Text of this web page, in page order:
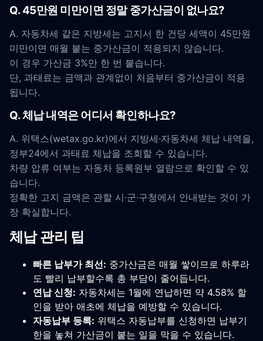
Q. 45만원 미만이면 정말 중가산금이 없나요?
A. 자동차세 같은 지방세는 고지서 한 건당 세액이 45만원
미만이면 매월 붙는 중가산금이 적용되지 않습니다.
이 경우 가산금 3%만 한 번 붙습니다.
단, 과태료는 금액과 관계없이 처음부터 중가산금이 적용
됩니다.
Q. 체납 내역은 어디서 확인하나요?
A. 위택스(wetax.go.kr)에서 지방세·자동차세 체납 내역을,
정부24에서 과태료 체납을 조회할 수 있습니다.
차량 압류 여부는 자동차 등록원부 열람으로 확인할 수 있
습니다.
정확한 고지 금액은 관할 시·군·구청에서 안내받는 것이 가
장 확실합니다.
체납 관리 팁
빠른 납부가 최선: 중가산금은 매월 쌓이므로 하루라
도 빨리 납부할수록 총 부담이 줄어듭니다.
연납 신청: 자동차세는 1월에 연납하면 약 4.58% 할
인을 받아 애초에 체납을 예방할 수 있습니다.
자동납부 등록: 위택스 자동납부를 신청하면 납부기
한을 놓쳐 가산금이 붙는 일을 막을 수 있습니다.